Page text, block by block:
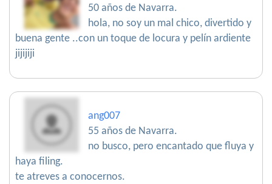
50 años de Navarra.
hola, no soy un mal chico, divertido y
buena gente ..con un toque de locura y pelín ardiente
jijijiji
ang007
55 años de Navarra.
no busco, pero encantado que fluya y
haya filing.
te atreves a conocernos.